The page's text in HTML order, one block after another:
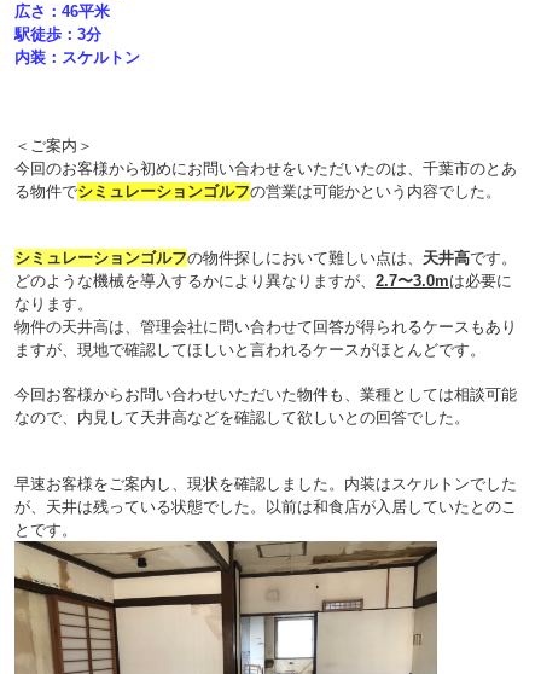
広さ：46平米
駅徒歩：3分
内装：スケルトン
＜ご案内＞
今回のお客様から初めにお問い合わせをいただいたのは、千葉市のとあ
る物件でシミュレーションゴルフの営業は可能かという内容でした。
シミュレーションゴルフの物件探しにおいて難しい点は、 天井高です。
どのような機械を導入するかにより異なりますが、 2.7〜3.0mは必要に
なります。
物件の天井高は、管理会社に問い合わせて回答が得られるケースもあり
ますが、現地で確認してほしいと言われるケースがほとんどです。
今回お客様からお問い合わせいただいた物件も、業種としては相談可能
なので、内見して天井高などを確認して欲しいとの回答でした。
早速お客様をご案内し、現状を確認しました。内装はスケルトンでした
が、天井は残っている状態でした。以前は和食店が入居していたとのこ
とです。